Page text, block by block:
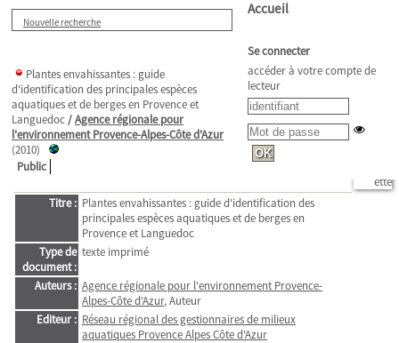
Nouvelle recherche
Plantes envahissantes : guide
d'identification des principales espèces
aquatiques et de berges en Provence et
Languedoc/Agence régionale pour
l'environnement Provence-Alpes-Côte d'Azur
(2010)
Public
Titre : Plantes envahissantes : guide d'identification des
principales espèces aquatiques et de berges en
Provence et Languedoc
Type de
document :
texte imprimé
Auteurs : Agence régionale pour l'environnement Provence-
Alpes-Côte d'Azur, Auteur
Editeur : Réseau régional des gestionnaires de milieux
aquatiques Provence Alpes Côte d'Azur
Accueil
Se connecter
accéder à votre compte de
lecteur